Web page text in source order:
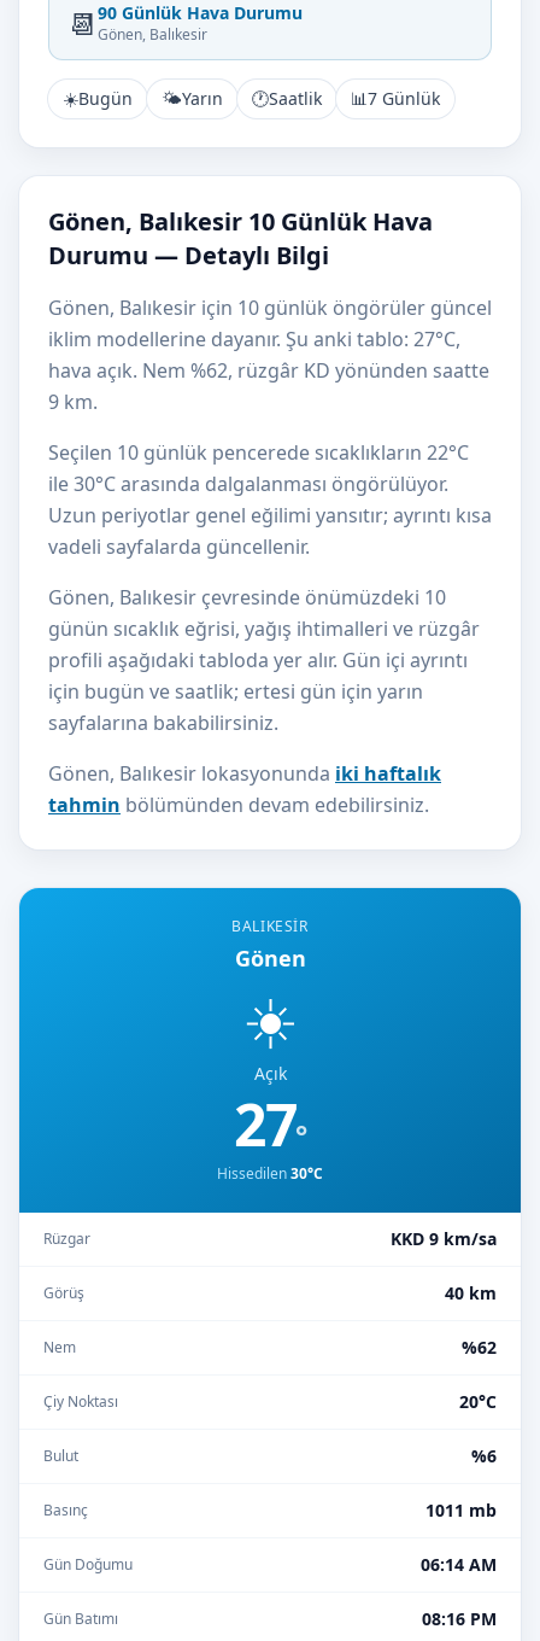
BALIKESIR
Gönen
☀️
Açık
27°
Hissedilen30°C
Rüzgar KKD 9 km/sa
Görüş 40 km
Nem %62
Çiy Noktası 20°C
Bulut %6
Basınç 1011 mb
Gün Doğumu 06:14 AM
Gün Batımı 08:16 PM
📆 90 Günlük Hava Durumu
Gönen, Balıkesir
☀️Bugün 🌤️Yarın 🕐Saatlik 📊7 Günlük
Gönen, Balıkesir 10 Günlük Hava
Durumu — Detaylı Bilgi
Gönen, Balıkesir için 10 günlük öngörüler güncel
iklim modellerine dayanır. Şu anki tablo: 27°C,
hava açık. Nem %62, rüzgâr KD yönünden saatte
9 km.
Seçilen 10 günlük pencerede sıcaklıkların 22°C
ile 30°C arasında dalgalanması öngörülüyor.
Uzun periyotlar genel eğilimi yansıtır; ayrıntı kısa
vadeli sayfalarda güncellenir.
Gönen, Balıkesir çevresinde önümüzdeki 10
günün sıcaklık eğrisi, yağış ihtimalleri ve rüzgâr
profili aşağıdaki tabloda yer alır. Gün içi ayrıntı
için bugün ve saatlik; ertesi gün için yarın
sayfalarına bakabilirsiniz.
Gönen, Balıkesir lokasyonunda iki haftalık
tahmin bölümünden devam edebilirsiniz.